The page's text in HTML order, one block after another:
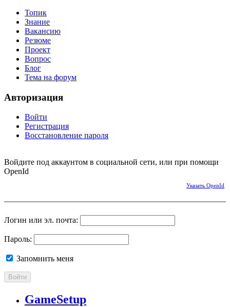
Топик
Знание
Вакансию
Резюме
Проект
Вопрос
Блог
Тема на форум
Авторизация
Войти
Регистрация
Восстановление пароля
Войдите под аккаунтом в социальной сети, или при помощи
OpenId
Указать OpenId
Логин или эл. почта:
Пароль:
Запомнить меня
Войти
GameSetup